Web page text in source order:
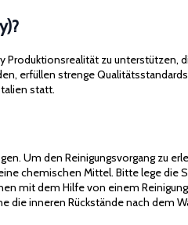
zu unterstützen,
erfüllen strenge
statt.
Um den Reinigungsvorgang zu
chemischen Mittel. Bitte lege
mit dem Hilfe von einem
die inneren Rückstände nach dem